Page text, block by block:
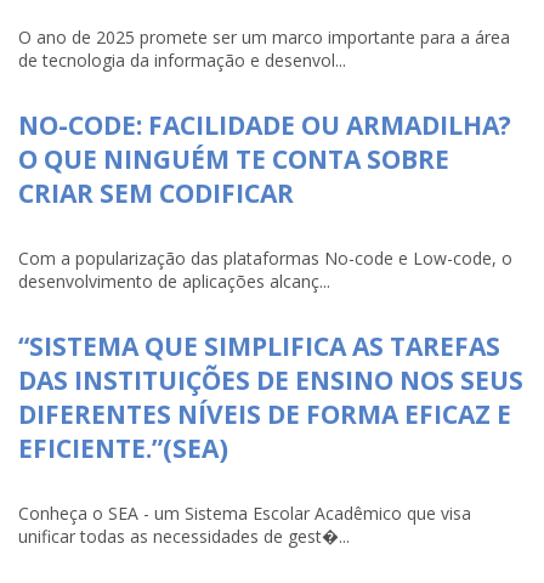
O ano de 2025 promete ser um marco importante para a área
de tecnologia da informação e desenvol...
NO-CODE: FACILIDADE OU ARMADILHA?
O QUE NINGUÉM TE CONTA SOBRE
CRIAR SEM CODIFICAR
Com a popularização das plataformas No-code e Low-code, o
desenvolvimento de aplicações alcanç...
“SISTEMA QUE SIMPLIFICA AS TAREFAS
DAS INSTITUIÇÕES DE ENSINO NOS SEUS
DIFERENTES NÍVEIS DE FORMA EFICAZ E
EFICIENTE.”(SEA)
Conheça o SEA - um Sistema Escolar Acadêmico que visa
unificar todas as necessidades de gest�...